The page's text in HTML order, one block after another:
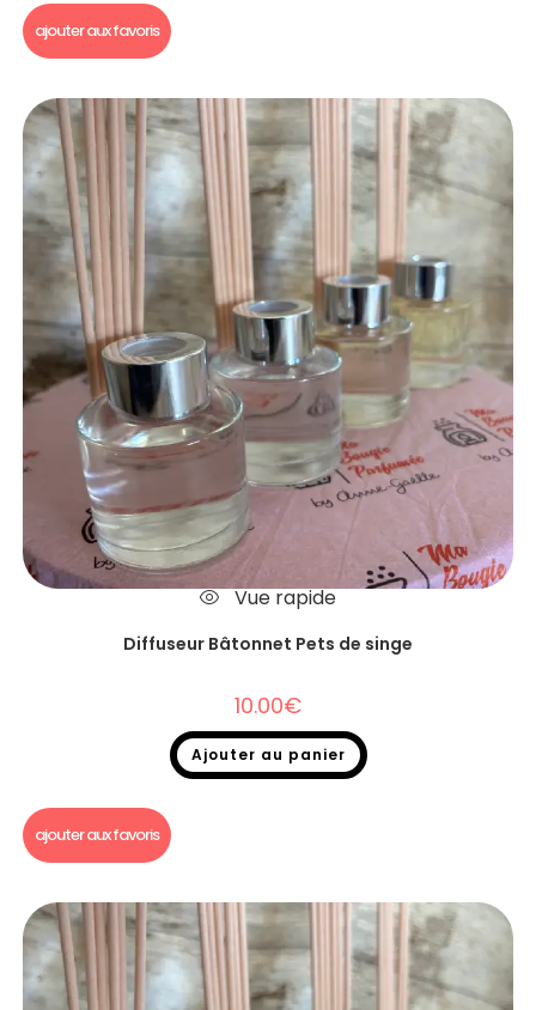
ajouter aux favoris
Vue rapide
Diffuseur Bâtonnet Pets de singe
10.00€
Ajouter au panier
ajouter aux favoris